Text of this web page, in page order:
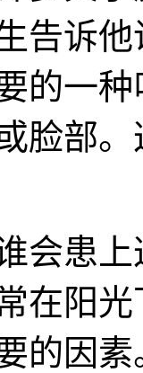
告诉
的一
脸部
会患
在阳
的因